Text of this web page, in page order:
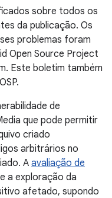
sobre todos os
da publicação. Os
problemas foram
Open Source Project
Este boletim também
de
que pode permitir
criado
arbitrários no
A avaliação de
a exploração da
afetado, supondo